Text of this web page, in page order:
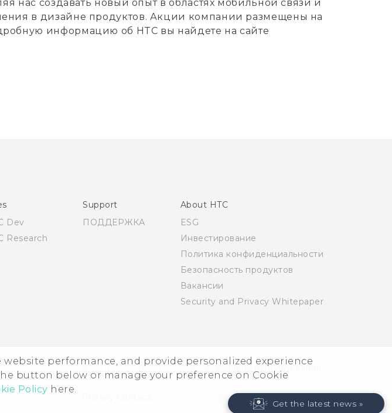
performance, and provide personalized experience
button below or manage your preference on Cookie
Policy here.
нас создавать новый опыт в областях мобильной связи и
в дизайне продуктов. Акции компании размещены на
информацию об HTC вы найдете на сайте
Get the latest news »
Dev
Research
Support
ПОДДЕРЖКА
About HTC
ESG
Инвестирование
Политика конфиденциальности
Безопасность продуктов
Вакансии
Security and Privacy Whitepaper
© 2011-2026 HTC Corporation Условия использования.
Global-Privacy@htc.com